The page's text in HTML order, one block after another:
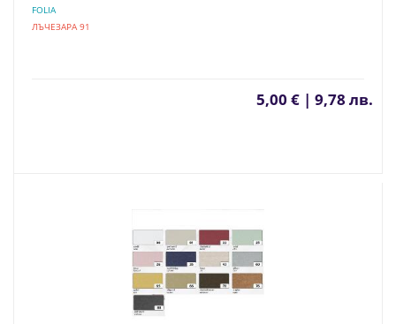
FOLIA
ЛЪЧЕЗАРА 91
5,00 € | 9,78 лв.